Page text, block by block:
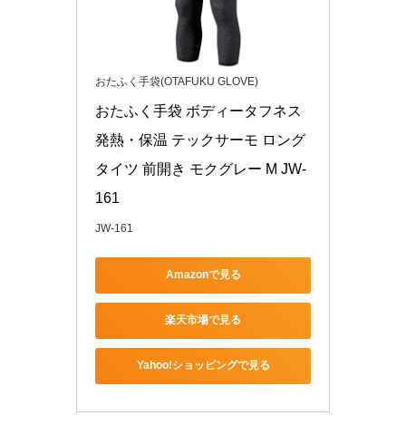
おたふく手袋(OTAFUKU GLOVE)
おたふく手袋 ボディータフネス
発熱・保温 テックサーモ ロング
タイツ 前開き モクグレー M JW-
161
JW-161
Amazonで見る
楽天市場で見る
Yahoo!ショッピングで見る